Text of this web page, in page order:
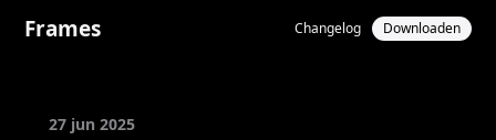
Frames Changelog Downloaden
27 jun 2025